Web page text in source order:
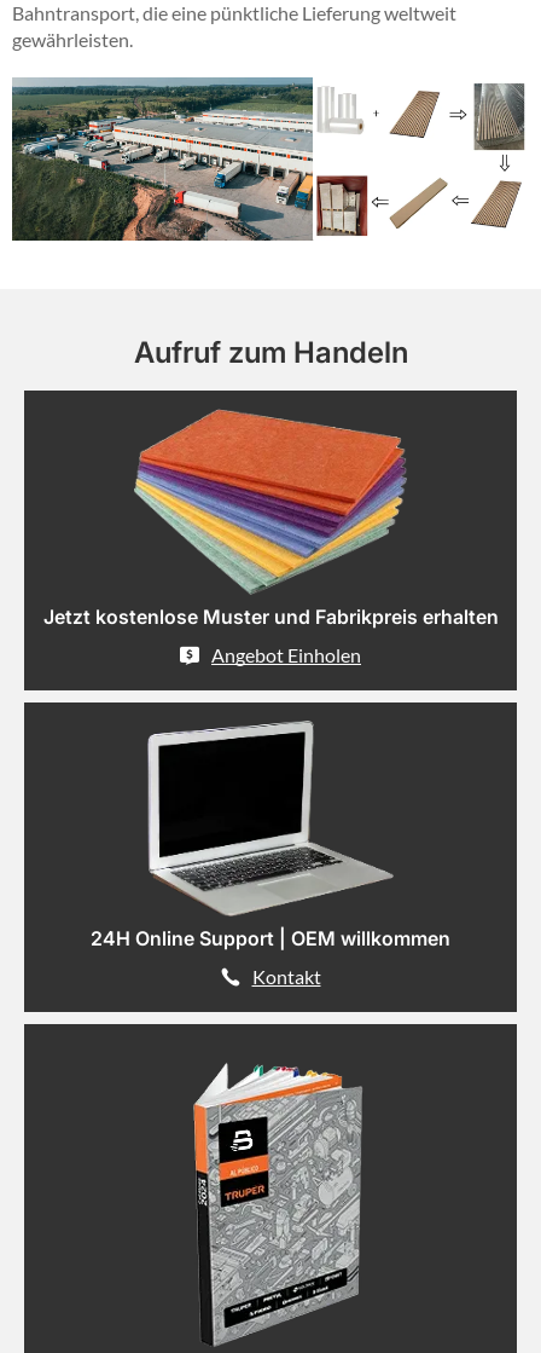
Bahntransport, die eine pünktliche Lieferung weltweit
gewährleisten.
Aufruf zum Handeln
Jetzt kostenlose Muster und Fabrikpreis erhalten
Angebot Einholen
24H Online Support | OEM willkommen
Kontakt